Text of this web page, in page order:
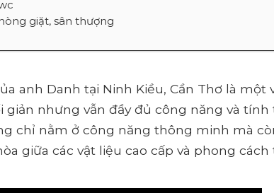
giặt, sân thượng
anh Danh tại Ninh Kiều, Cần Thơ là một
nhưng vẫn đầy đủ công năng và tính
chỉ nằm ở công năng thông minh mà
giữa các vật liệu cao cấp và phong